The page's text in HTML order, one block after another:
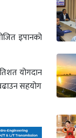
इपानको
योगदान
सहयोग